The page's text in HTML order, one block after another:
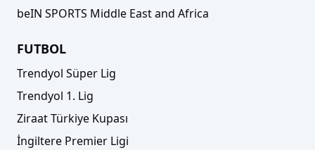
beIN SPORTS Middle East and Africa
FUTBOL
Trendyol Süper Lig
Trendyol 1. Lig
Ziraat Türkiye Kupası
İngiltere Premier Ligi